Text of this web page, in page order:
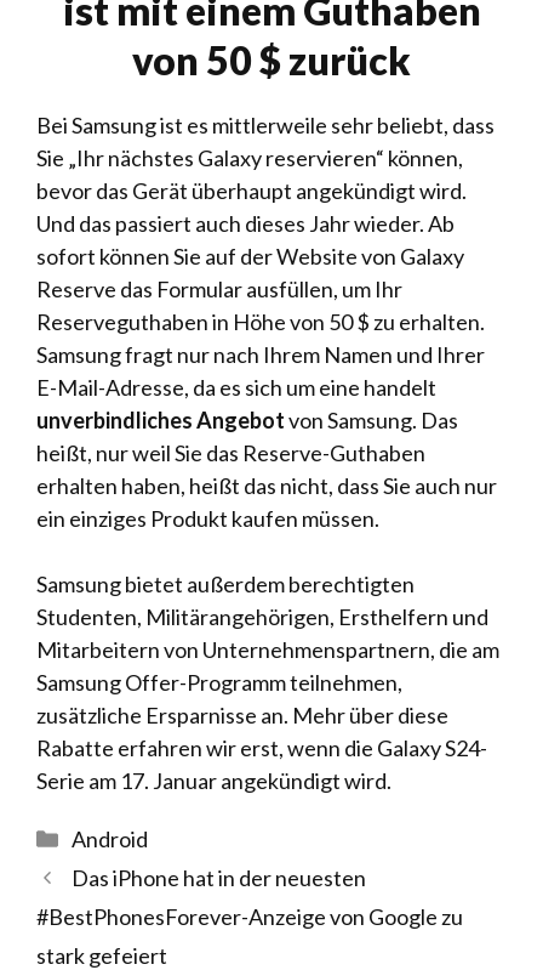
ist mit einem Guthaben
von 50 $ zurück
Bei Samsung ist es mittlerweile sehr beliebt, dass
Sie „Ihr nächstes Galaxy reservieren“ können,
bevor das Gerät überhaupt angekündigt wird.
Und das passiert auch dieses Jahr wieder. Ab
sofort können Sie auf der Website von Galaxy
Reserve das Formular ausfüllen, um Ihr
Reserveguthaben in Höhe von 50 $ zu erhalten.
Samsung fragt nur nach Ihrem Namen und Ihrer
E-Mail-Adresse, da es sich um eine handelt
unverbindliches Angebotvon Samsung. Das
heißt, nur weil Sie das Reserve-Guthaben
erhalten haben, heißt das nicht, dass Sie auch nur
ein einziges Produkt kaufen müssen.
Samsung bietet außerdem berechtigten
Studenten, Militärangehörigen, Ersthelfern und
Mitarbeitern von Unternehmenspartnern, die am
Samsung Offer-Programm teilnehmen,
zusätzliche Ersparnisse an. Mehr über diese
Rabatte erfahren wir erst, wenn die Galaxy S24-
Serie am 17. Januar angekündigt wird.
Kategorien
Android
Das iPhone hat in der neuesten
#BestPhonesForever-Anzeige von Google zu
stark gefeiert